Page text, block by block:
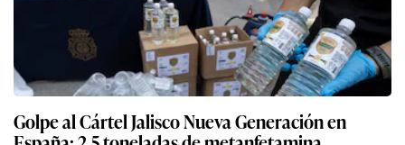
Golpe al Cártel Jalisco Nueva Generación en